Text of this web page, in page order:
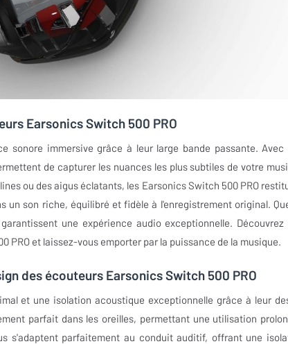
Earsonics Switch 500 PRO
sonore immersive grâce à leur large bande passante. Avec
de capturer les nuances les plus subtiles de votre
ou des aigus éclatants, les Earsonics Switch 500 PRO
un son riche, équilibré et fidèle à l'enregistrement original.
une expérience audio exceptionnelle. Découvrez
et laissez-vous emporter par la puissance de la musique.
des écouteurs Earsonics Switch 500 PRO
et une isolation acoustique exceptionnelle grâce à leur
parfait dans les oreilles, permettant une utilisation
s'adaptent parfaitement au conduit auditif, offrant une